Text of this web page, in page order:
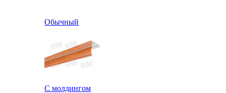
Обычный
С молдингом